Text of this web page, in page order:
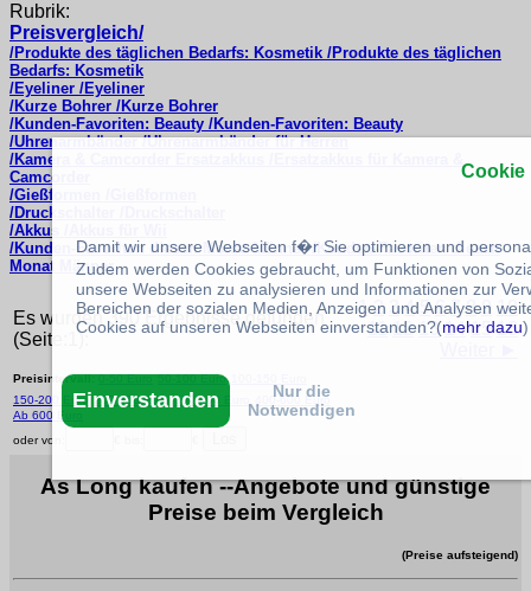
Rubrik:
Preisvergleich/
/Produkte des täglichen Bedarfs: Kosmetik /Produkte des täglichen
Bedarfs: Kosmetik
/Eyeliner /Eyeliner
/Kurze Bohrer /Kurze Bohrer
/Kunden-Favoriten: Beauty /Kunden-Favoriten: Beauty
/Uhrenarmbänder /Uhrenarmbänder für Herren
/Kamera & Camcorder Ersatzakkus /Ersatzakkus für Kamera &
Camcorder
/Gießformen /Gießformen
/Druckschalter /Druckschalter
/Akkus /Akkus für Wii
/Kunden-Favoriten diesen Monat Männer /Kunden-Favoriten diesen
Monat Männer
Es wurden 390 Ergebnisse gefunden
(Seite:1):
1 2 3 4 5 6 7 8 9 10
11 12 13 14 15 16
Preisintervall: 50-100 Euro
150-200 Euro
200-300 Euro 300-400 Euro
400-600 Euro
Ab 600 Euro
oder von:
As Long kaufen --Angebote und günstige
Preise beim Vergleich
(Preise aufsteigend)
Cookie
Damit wir unsere Webseiten f�r Sie optimieren und
Zudem werden Cookies gebraucht, um Funktionen von
unsere Webseiten zu analysieren und Informationen zur
Bereichen der sozialen Medien, Anzeigen und Analysen
Cookies auf unseren Webseiten einverstanden?(mehr dazu)
Einverstanden
Nur die
Notwendigen